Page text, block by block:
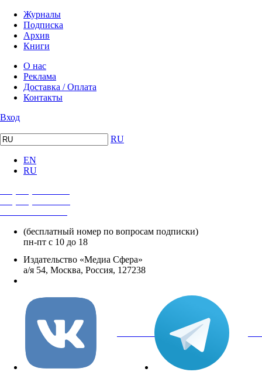
Журналы
Подписка
Архив
Книги
О нас
Реклама
Доставка / Оплата
Контакты
Вход
RU
EN
RU
(бесплатный номер по вопросам подписки)
пн-пт с 10 до 18
Издательство «Медиа Сфера»
а/я 54, Москва, Россия, 127238
вКонтакте